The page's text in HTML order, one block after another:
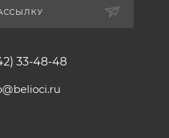
33-48-48